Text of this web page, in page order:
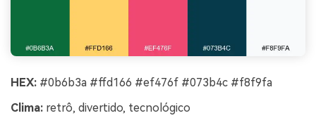
HEX: #0b6b3a #ffd166 #ef476f #073b4c #f8f9fa
Clima: retrô, divertido, tecnológico